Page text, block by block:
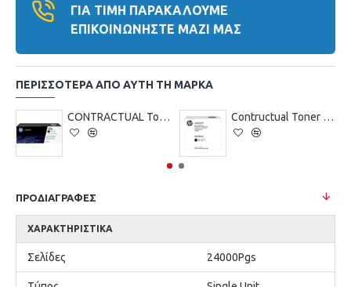
ΓΙΑ ΤΙΜΉ ΠΑΡΑΚΑΛΟΎΜΕ
ΕΠΙΚΟΙΝΩΝΉΣΤΕ ΜΑΖΊ ΜΑΣ
ΠΕΡΙΣΣΌΤΕΡΑ ΑΠΌ ΑΥΤΉ ΤΗ ΜΆΡΚΑ
CONTRACTUAL Toner Laser HP LJ M102 , M130 BLACK 1600 pages Contructual Toner Laser HP LJ M4555MFP Black 30K Pgs ( CE390JC)
ΠΡΟΔΙΑΓΡΑΦΈΣ
ΧΑΡΑΚΤΗΡΙΣΤΙΚΆ
Σελίδες 24000Pgs